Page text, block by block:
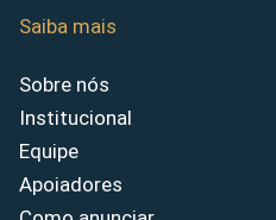
Saiba mais
Sobre nós
Institucional
Equipe
Apoiadores